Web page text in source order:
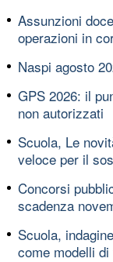
Assunzioni
operazioni in
Naspi agosto
GPS 2026: il
non autorizzati
Scuola, Le
veloce per il
Concorsi
scadenza
Scuola,
come modelli